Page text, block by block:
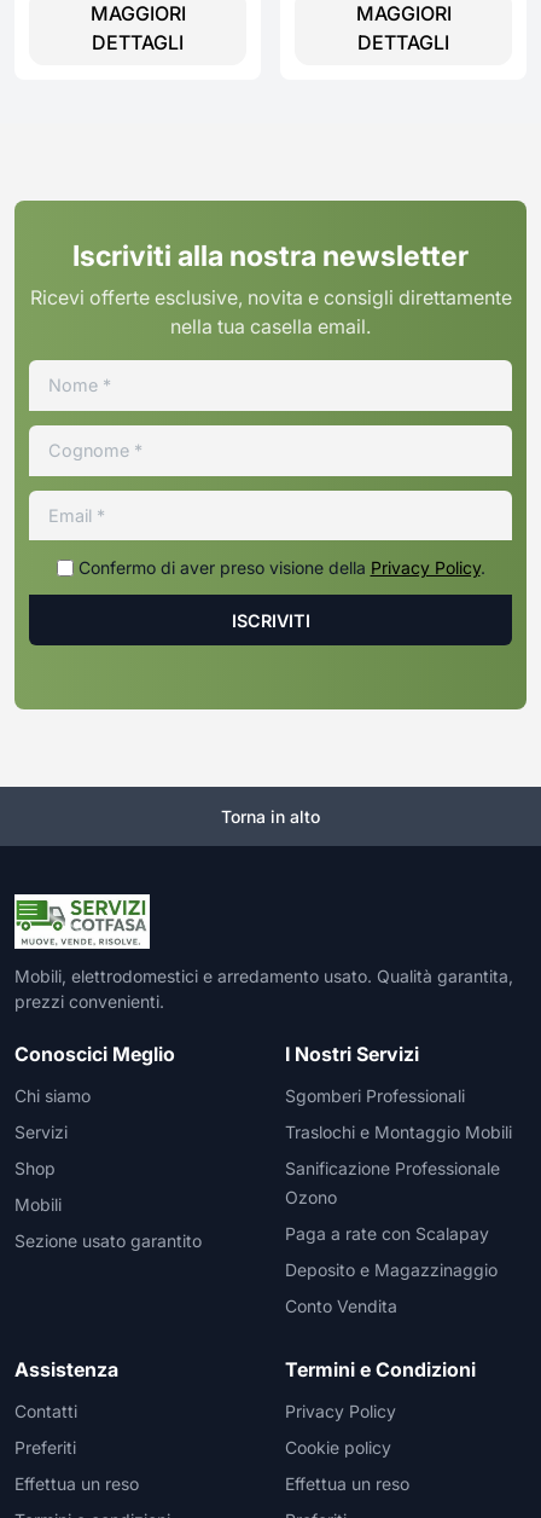
MAGGIORI
DETTAGLI
MAGGIORI
DETTAGLI
Iscriviti alla nostra newsletter
Ricevi offerte esclusive, novita e consigli direttamente
nella tua casella email.
Confermo di aver preso visione della Privacy Policy.
Torna in alto
Mobili, elettrodomestici e arredamento usato. Qualità garantita,
prezzi convenienti.
Conoscici Meglio
Chi siamo
Servizi
Shop
Mobili
Sezione usato garantito
I Nostri Servizi
Sgomberi Professionali
Traslochi e Montaggio Mobili
Sanificazione Professionale
Ozono
Paga a rate con Scalapay
Deposito e Magazzinaggio
Conto Vendita
Assistenza
Contatti
Preferiti
Effettua un reso
Termini e Condizioni
Privacy Policy
Cookie policy
Effettua un reso